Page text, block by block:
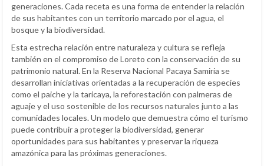
generaciones. Cada receta es una forma de entender la relación
de sus habitantes con un territorio marcado por el agua, el
bosque y la biodiversidad.
Esta estrecha relación entre naturaleza y cultura se refleja
también en el compromiso de Loreto con la conservación de su
patrimonio natural. En la Reserva Nacional Pacaya Samiria se
desarrollan iniciativas orientadas a la recuperación de especies
como el paiche y la taricaya, la reforestación con palmeras de
aguaje y el uso sostenible de los recursos naturales junto a las
comunidades locales. Un modelo que demuestra cómo el turismo
puede contribuir a proteger la biodiversidad, generar
oportunidades para sus habitantes y preservar la riqueza
amazónica para las próximas generaciones.